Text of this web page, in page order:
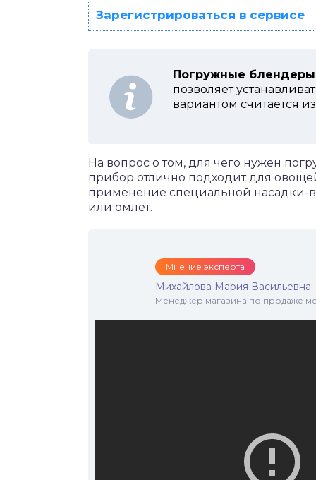
Зарегистрироваться в сервисе
Погружные блендеры
позволяет
вариантом считается
На вопрос о том, для чего нужен
прибор отлично подходит для
применение специальной насадки-
или омлет.
Мнение эксперта
Михайлова Мария Васильевна
Менеджер магазина по продаже